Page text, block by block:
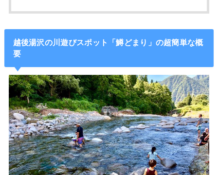
越後湯沢の川遊びスポット「鱒どまり」の超簡単な概
要